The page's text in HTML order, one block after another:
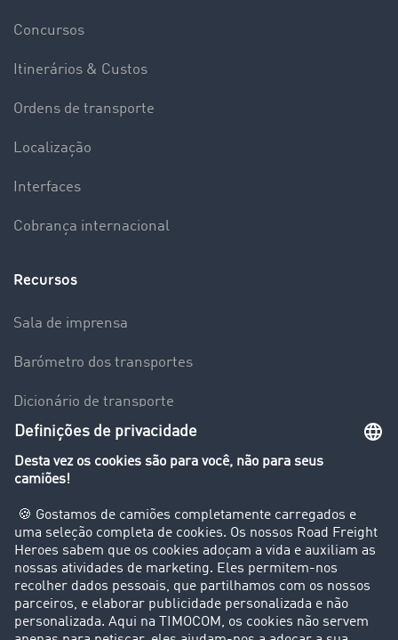
Concursos
Itinerários & Custos
Ordens de transporte
Localização
Interfaces
Cobrança internacional
Recursos
Sala de imprensa
Barómetro dos transportes
Dicionário de transporte
Visão geral da Bolsa de Cargas
Clientes recomendam clientes
Casos de sucesso
Suporte